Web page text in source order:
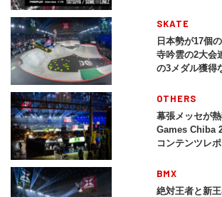
SKATE
日本勢が17個
寺吟雲の2大会
の3メダル獲得
2026」
OTHERS
幕張メッセが
Games Chiba
コンテンツレ
BMX
絶対王者と新